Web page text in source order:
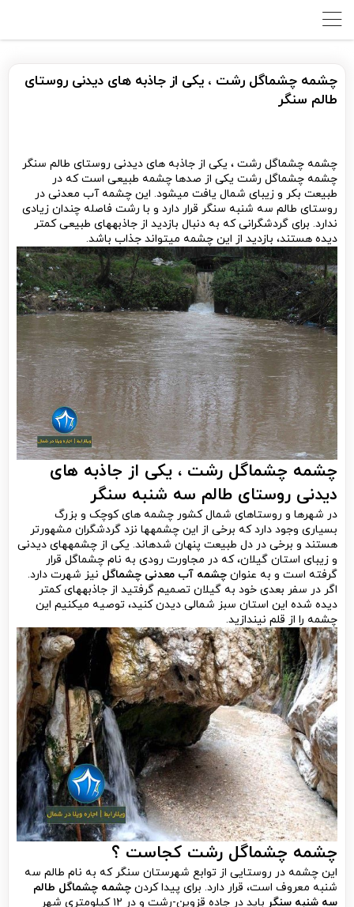
چشمه چشماگل رشت ، یکی از جاذبه های دیدنی روستای
طالم سنگر
چشمه چشماگل رشت ، یکی از جاذبه های دیدنی روستای طالم سنگر
چشمه چشماگل رشت یکی از صدها چشمه طبیعی است که در
طبیعت بکر و زیبای شمال یافت می­شود. این چشمه آب معدنی در
روستای طالم سه شنبه سنگر قرار دارد و با رشت فاصله چندان زیادی
ندارد. برای گردشگرانی که به دنبال بازدید از جاذبه­های طبیعی کمتر
دیده هستند، بازدید از این چشمه می­تواند جذاب باشد.
چشمه چشماگل رشت ، یکی از جاذبه­ های
دیدنی روستای طالم سه شنبه سنگر
در شهرها و روستاهای شمال کشور چشمه ­های کوچک و بزرگ
بسیاری وجود دارد که برخی از این چشمه­ها نزد گردشگران مشهورتر
هستند و برخی در دل طبیعت پنهان شده­اند. یکی از چشمه­های دیدنی
و زیبای استان گیلان، که در مجاورت رودی به نام چشماگل قرار
گرفته است و به عنوان چشمه آب معدنی چشماگل نیز شهرت دارد.
اگر در سفر بعدی خود به گیلان تصمیم گرفتید از جاذبه­های کمتر
دیده شده این استان سبز شمالی دیدن کنید، توصیه می­کنیم این
چشمه را از قلم نیندازید.
چشمه چشماگل رشت کجاست ؟
این چشمه در روستایی از توابع شهرستان سنگر که به نام طالم سه
شنبه معروف است، قرار دارد. برای پیدا کردن چشمه چشماگل طالم
سه شنبه سنگر
باید در جاده قزوین-رشت و در ۱۲ کیلومتری شهر